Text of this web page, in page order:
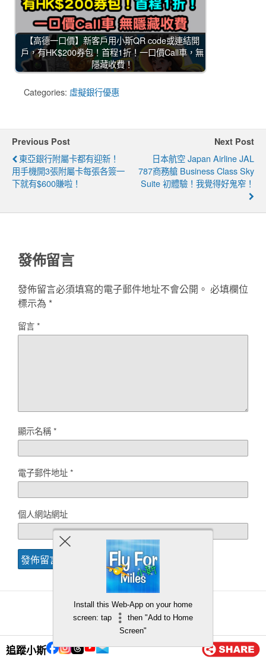
追蹤小斯
【高德一口價】新客戶用小斯QR code或連結開
戶，有HK$200券包！首程1折！一口價Call車，無
隱藏收費！
Categories: 虛擬銀行優惠
Previous Post
東亞銀行附屬卡都有迎新！
用手機開3張附屬卡每張各簽一
下就有$600賺啦！
Next Post
日本航空 Japan Airline JAL
787商務艙 Business Class Sky
Suite 初體驗！我覺得好鬼窄！
發佈留言
發佈留言必須填寫的電子郵件地址不會公開。 必填欄位
標示為 *
留言*
顯示名稱*
電子郵件地址*
個人網站網址
Back to top
Mobile
Install this Web-App on your home
screen: tap
then "Add to Home
Screen"